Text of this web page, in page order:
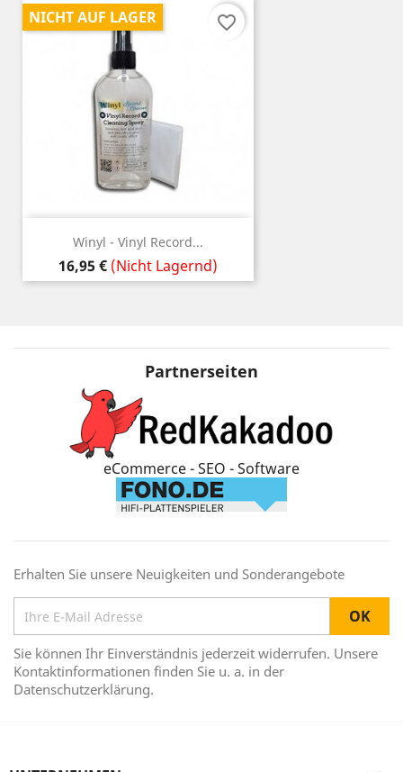
Winyl - Vinyl Record...
Preis
16,95 € (Nicht Lagernd)
NICHT AUF LAGER favorite_border
Partnerseiten
eCommerce - SEO - Software
Erhalten Sie unsere Neuigkeiten und Sonderangebote
Sie können Ihr Einverständnis jederzeit widerrufen. Unsere
Kontaktinformationen finden Sie u. a. in der
Datenschutzerklärung.